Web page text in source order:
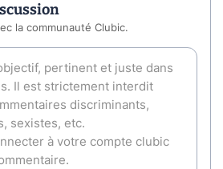
la communauté Clubic.